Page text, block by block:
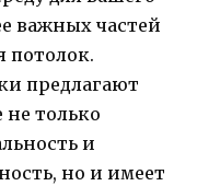
важных частей
потолок.
предлагают
только
и
но и имеет